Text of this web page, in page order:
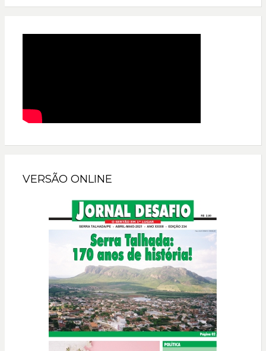
VERSÃO ONLINE